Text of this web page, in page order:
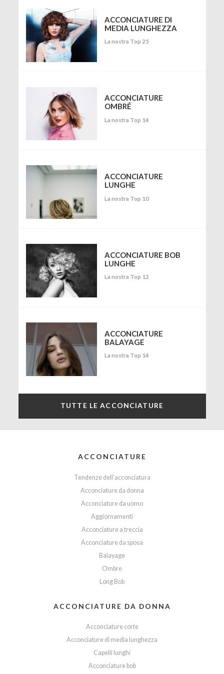
ACCONCIATURE DI
MEDIA LUNGHEZZA
La nostra Top 25
ACCONCIATURE
OMBRÉ
La nostra Top 14
ACCONCIATURE
LUNGHE
La nostra Top 10
ACCONCIATURE BOB
LUNGHE
La nostra Top 12
ACCONCIATURE
BALAYAGE
La nostra Top 14
TUTTE LE ACCONCIATURE
ACCONCIATURE
Tendenze dell'acconciatura
Acconciature da donna
Acconciature da uomo
Aggiornamenti
Acconciature a treccia
Acconciature da sposa
Balayage
Ombre
Long Bob
ACCONCIATURE DA DONNA
Acconciature corte
Acconciature di media lunghezza
Capelli lunghi
Acconciature bob